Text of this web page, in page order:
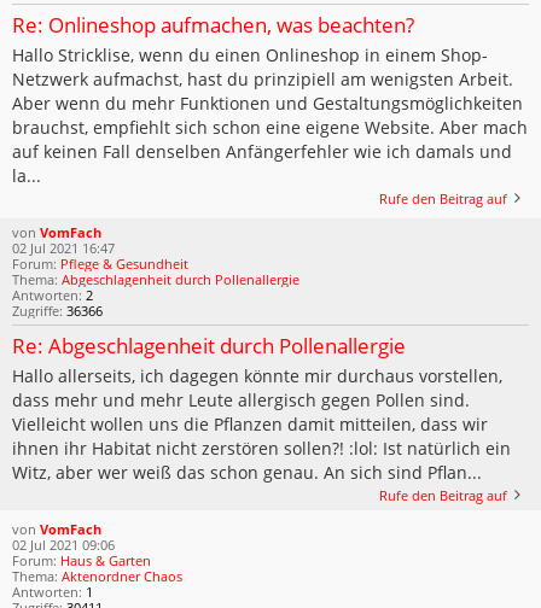
Re: Onlineshop aufmachen, was beachten?
Hallo Stricklise, wenn du einen Onlineshop in einem Shop-
Netzwerk aufmachst, hast du prinzipiell am wenigsten Arbeit.
Aber wenn du mehr Funktionen und Gestaltungsmöglichkeiten
brauchst, empfiehlt sich schon eine eigene Website. Aber mach
auf keinen Fall denselben Anfängerfehler wie ich damals und
la...
Rufe den Beitrag auf
von VomFach
02 Jul 2021 16:47
Forum: Pflege & Gesundheit
Thema: Abgeschlagenheit durch Pollenallergie
Antworten: 2
Zugriffe: 36366
Re: Abgeschlagenheit durch Pollenallergie
Hallo allerseits, ich dagegen könnte mir durchaus vorstellen,
dass mehr und mehr Leute allergisch gegen Pollen sind.
Vielleicht wollen uns die Pflanzen damit mitteilen, dass wir
ihnen ihr Habitat nicht zerstören sollen?! :lol: Ist natürlich ein
Witz, aber wer weiß das schon genau. An sich sind Pflan...
Rufe den Beitrag auf
von VomFach
02 Jul 2021 09:06
Forum: Haus & Garten
Thema: Aktenordner Chaos
Antworten: 1